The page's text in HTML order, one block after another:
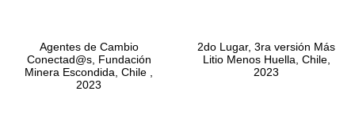
Agentes de Cambio
Conectad@s, Fundación
Minera Escondida, Chile ,
2023
2do Lugar, 3ra versión Más
Litio Menos Huella, Chile,
2023